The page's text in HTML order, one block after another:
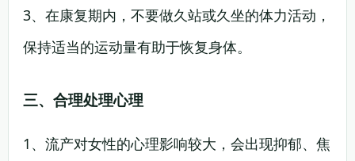
3、在康复期内，不要做久站或久坐的体力活动，
保持适当的运动量有助于恢复身体。
三、合理处理心理
1、流产对女性的心理影响较大，会出现抑郁、焦